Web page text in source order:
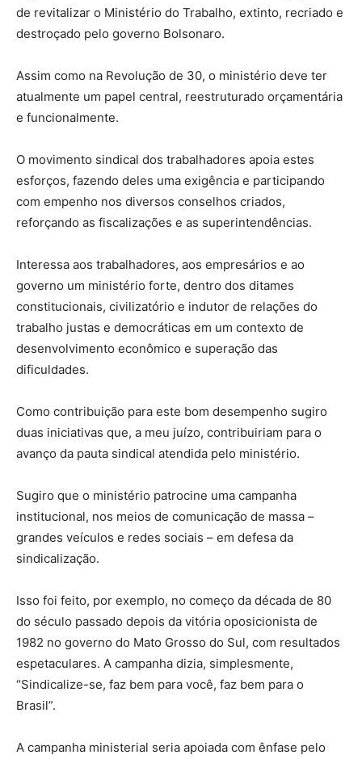
de revitalizar o Ministério do Trabalho, extinto, recriado e
destroçado pelo governo Bolsonaro.
Assim como na Revolução de 30, o ministério deve ter
atualmente um papel central, reestruturado orçamentária
e funcionalmente.
O movimento sindical dos trabalhadores apoia estes
esforços, fazendo deles uma exigência e participando
com empenho nos diversos conselhos criados,
reforçando as fiscalizações e as superintendências.
Interessa aos trabalhadores, aos empresários e ao
governo um ministério forte, dentro dos ditames
constitucionais, civilizatório e indutor de relações do
trabalho justas e democráticas em um contexto de
desenvolvimento econômico e superação das
dificuldades.
Como contribuição para este bom desempenho sugiro
duas iniciativas que, a meu juízo, contribuiriam para o
avanço da pauta sindical atendida pelo ministério.
Sugiro que o ministério patrocine uma campanha
institucional, nos meios de comunicação de massa –
grandes veículos e redes sociais – em defesa da
sindicalização.
Isso foi feito, por exemplo, no começo da década de 80
do século passado depois da vitória oposicionista de
1982 no governo do Mato Grosso do Sul, com resultados
espetaculares. A campanha dizia, simplesmente,
“Sindicalize-se, faz bem para você, faz bem para o
Brasil”.
A campanha ministerial seria apoiada com ênfase pelo